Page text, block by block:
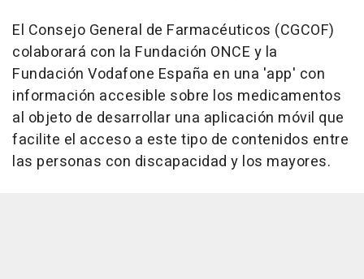
El Consejo General de Farmacéuticos (CGCOF)
colaborará con la Fundación ONCE y la
Fundación Vodafone España en una 'app' con
información accesible sobre los medicamentos
al objeto de desarrollar una aplicación móvil que
facilite el acceso a este tipo de contenidos entre
las personas con discapacidad y los mayores.